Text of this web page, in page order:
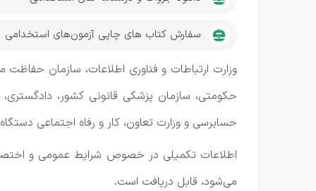
سفارش کتاب های چاپی آزمون‌های استخدامی
وزارت ارتباطات و فناوری اطلاعات، سازمان
حکومتی، سازمان پزشکی قانونی کشور،
حسابرسی و وزارت تعاون، کار و رفاه اجتماعی
اطلاعات تکمیلی در خصوص شرایط عمومی و
می‌شود، قابل دریافت است.